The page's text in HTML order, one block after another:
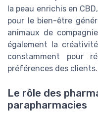
la peau enrichis en
pour le bien-être
animaux de
également la
constamment pour
préférences des clients.
Le rôle des
parapharmacies